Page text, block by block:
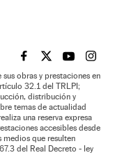
EL PAÍS BRASIL EN
EL PAÍSEL PAÍS
EL
obras y prestaciones en
32.1 del TRLPI;
distribución y
temas de actualidad
una reserva expresa
accesibles desde
que resulten
del Real Decreto - ley